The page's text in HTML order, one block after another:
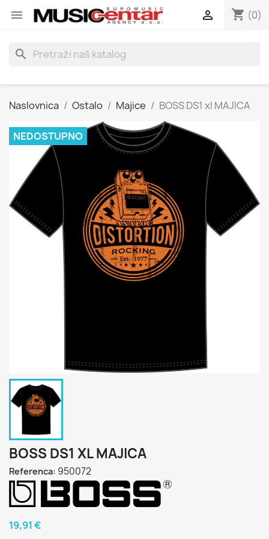
 shopping_cart (0)

search
Naslovnica Ostalo Majice BOSS DS1 xl MAJICA
NEDOSTUPNO
BOSS DS1 XL MAJICA
Referenca: 950072
19,91 €